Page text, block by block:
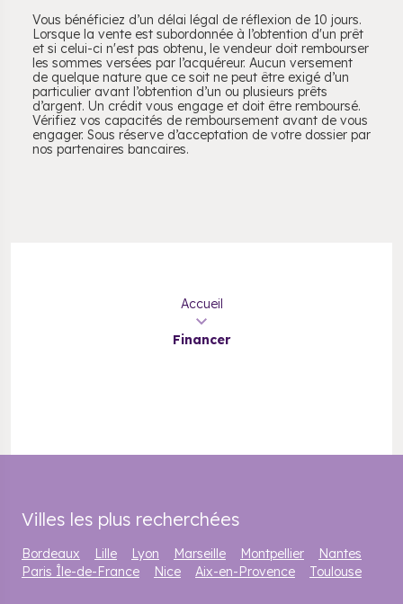
Vous bénéficiez d’un délai légal de réflexion de 10 jours.
Lorsque la vente est subordonnée à l’obtention d'un prêt
et si celui-ci n'est pas obtenu, le vendeur doit rembourser
les sommes versées par l’acquéreur. Aucun versement
de quelque nature que ce soit ne peut être exigé d’un
particulier avant l’obtention d’un ou plusieurs prêts
d’argent. Un crédit vous engage et doit être remboursé.
Vérifiez vos capacités de remboursement avant de vous
engager. Sous réserve d’acceptation de votre dossier par
nos partenaires bancaires.
Accueil
Financer
Villes les plus recherchées
Bordeaux Lille Lyon Marseille Montpellier
Nantes
Paris Île-de-France
Nice Aix-en-Provence Toulouse